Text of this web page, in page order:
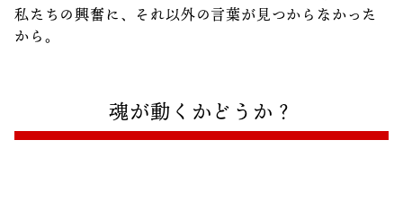
私たちの興奮に、それ以外の言葉が見つからなかった
から。
魂が動くかどうか？